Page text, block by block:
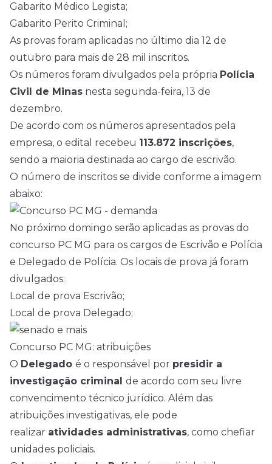
Gabarito Médico Legista;
Gabarito Perito Criminal;
As provas foram aplicadas no último dia 12 de
outubro para mais de 28 mil inscritos.
Os números foram divulgados pela própria Polícia
Civil de Minas nesta segunda-feira, 13 de
dezembro.
De acordo com os números apresentados pela
empresa, o edital recebeu 113.872 inscrições,
sendo a maioria destinada ao cargo de escrivão.
O número de inscritos se divide conforme a imagem
abaixo:
No próximo domingo serão aplicadas as provas do
concurso PC MG para os cargos de Escrivão e Polícia
e Delegado de Polícia. Os locais de prova já foram
divulgados:
Local de prova Escrivão;
Local de prova Delegado;
Concurso PC MG: atribuições
O Delegado é o responsável por presidir a
investigação criminal de acordo com seu livre
convencimento técnico jurídico. Além das
atribuições investigativas, ele pode
realizar atividades administrativas, como chefiar
unidades policiais.